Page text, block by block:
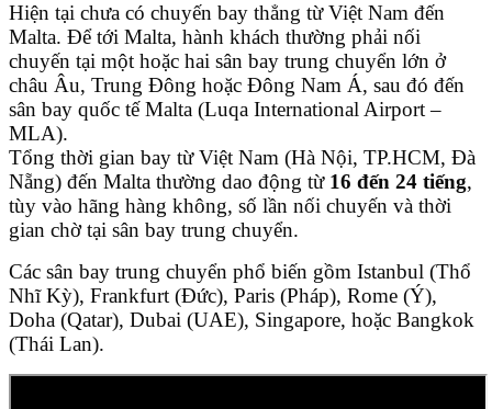
Hiện tại chưa có chuyến bay thẳng từ Việt Nam đến
Malta. Để tới Malta, hành khách thường phải nối
chuyến tại một hoặc hai sân bay trung chuyển lớn ở
châu Âu, Trung Đông hoặc Đông Nam Á, sau đó đến
sân bay quốc tế Malta (Luqa International Airport –
MLA).
Tổng thời gian bay từ Việt Nam (Hà Nội, TP.HCM, Đà
Nẵng) đến Malta thường dao động từ 16 đến 24 tiếng,
tùy vào hãng hàng không, số lần nối chuyến và thời
gian chờ tại sân bay trung chuyển.
Các sân bay trung chuyển phổ biến gồm Istanbul (Thổ
Nhĩ Kỳ), Frankfurt (Đức), Paris (Pháp), Rome (Ý),
Doha (Qatar), Dubai (UAE), Singapore, hoặc Bangkok
(Thái Lan).